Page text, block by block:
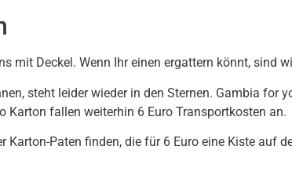
mit Deckel. Wenn Ihr einen ergattern könnt, sind
steht leider wieder in den Sternen. Gambia for
Karton fallen weiterhin 6 Euro Transportkosten an.
Paten finden, die für 6 Euro eine Kiste auf